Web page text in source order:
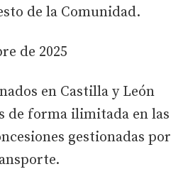
de la Comunidad.
de 2025
en Castilla y León
de forma ilimitada en las
gestionadas por